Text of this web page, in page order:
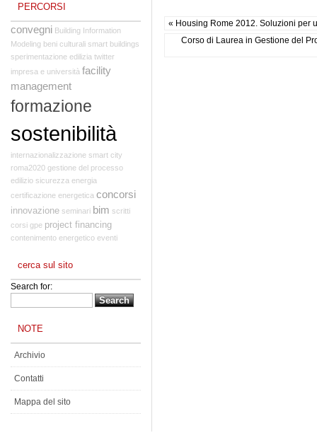
« Housing Rome 2012. Soluzioni per
Corso di Laurea in Gestione del
PERCORSI
convegni Building Information
Modeling beni culturali smart buildings
sperimentazione edilizia twitter
impresa e università facility
management
formazione
sostenibilità
internazionalizzazione smart city
roma2020 gestione del processo
edilizio sicurezza energia
certificazione energetica concorsi
innovazione seminari bim scritti
corsi gpe project financing
contenimento energetico eventi
cerca sul sito
Search for:
NOTE
Archivio
Contatti
Mappa del sito